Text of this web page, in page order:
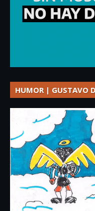
HUMOR | GUSTAVO